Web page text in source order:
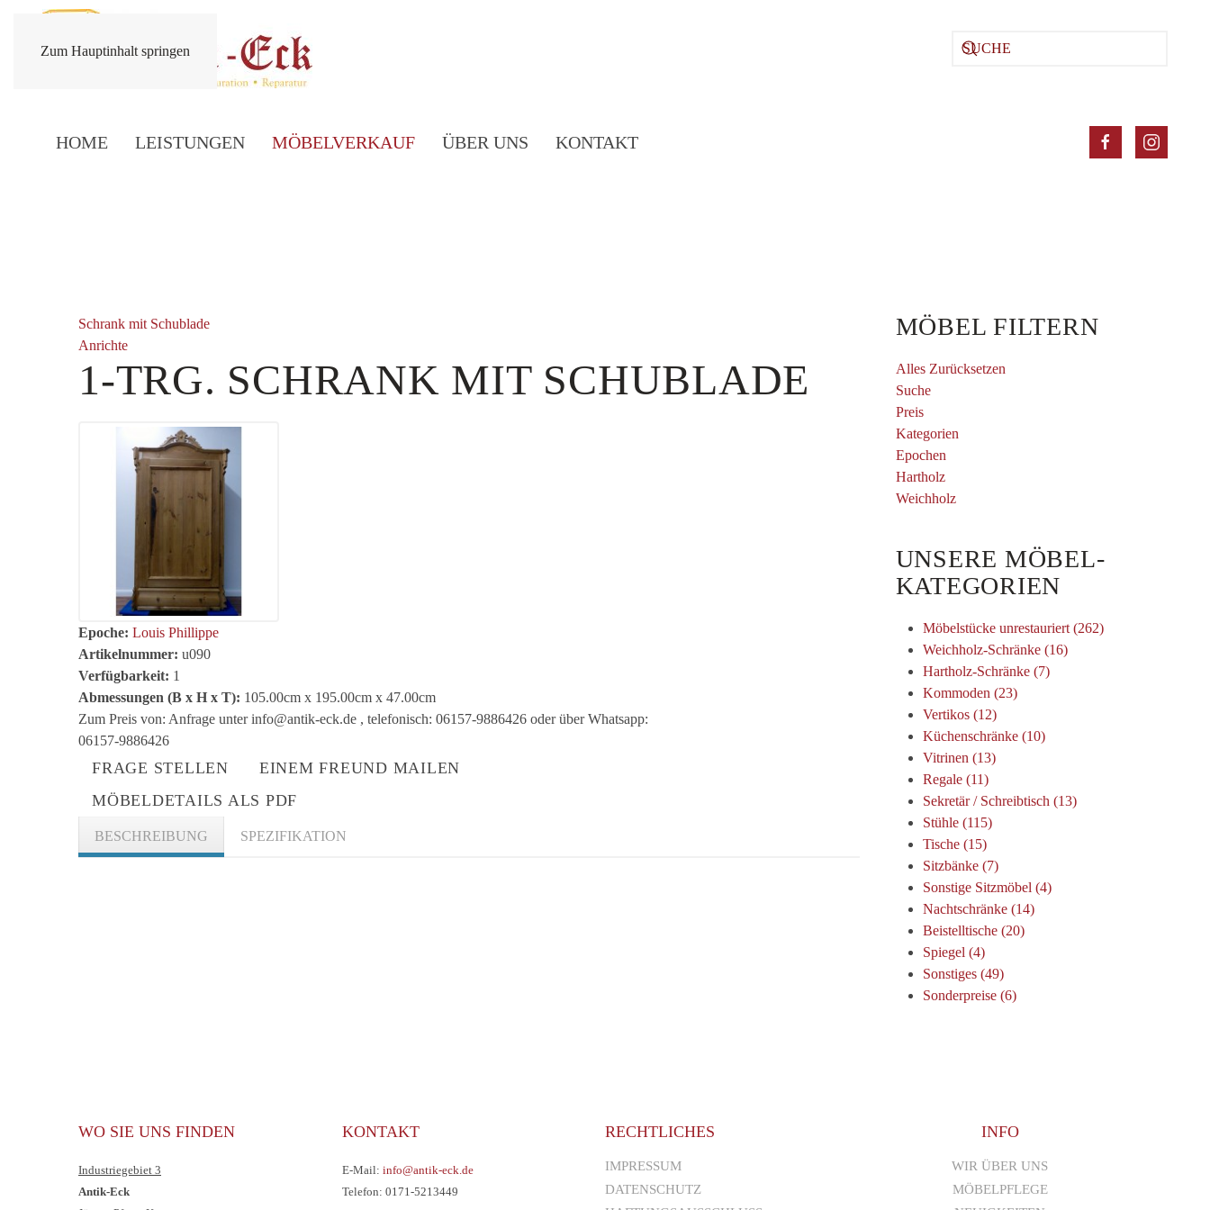
Zum Hauptinhalt springen
HOME LEISTUNGEN MÖBELVERKAUF ÜBER UNS KONTAKT
Schrank mit Schublade
Anrichte
1-TRG. SCHRANK MIT SCHUBLADE
Epoche: Louis Phillippe
Artikelnummer: u090
Verfügbarkeit: 1
Abmessungen (B x H x T): 105.00cm x 195.00cm x 47.00cm
Zum Preis von: Anfrage unter info@antik-eck.de , telefonisch: 06157-9886426 oder über Whatsapp:
06157-9886426
FRAGE STELLEN
EINEM FREUND MAILEN
MÖBELDETAILS ALS PDF
BESCHREIBUNG SPEZIFIKATION
MÖBEL FILTERN
Alles Zurücksetzen
Suche
Preis
Kategorien
Epochen
Hartholz
Weichholz
UNSERE MÖBEL-
KATEGORIEN
Möbelstücke unrestauriert (262)
Weichholz-Schränke (16)
Hartholz-Schränke (7)
Kommoden (23)
Vertikos (12)
Küchenschränke (10)
Vitrinen (13)
Regale (11)
Sekretär / Schreibtisch (13)
Stühle (115)
Tische (15)
Sitzbänke (7)
Sonstige Sitzmöbel (4)
Nachtschränke (14)
Beistelltische (20)
Spiegel (4)
Sonstiges (49)
Sonderpreise (6)
WO SIE UNS FINDEN
Industriegebiet 3
Antik-Eck
KONTAKT
E-Mail: info@antik-eck.de
Telefon: 0171-5213449
RECHTLICHES
IMPRESSUM
DATENSCHUTZ
INFO
WIR ÜBER UNS
MÖBELPFLEGE